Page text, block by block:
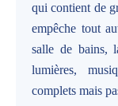
qui contient de
empêche tout
salle de bains,
lumières,
complets mais